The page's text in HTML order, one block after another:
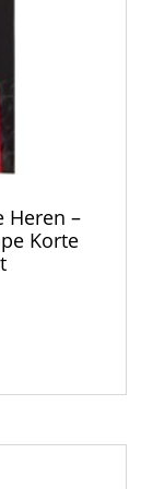
Heren –
Korte